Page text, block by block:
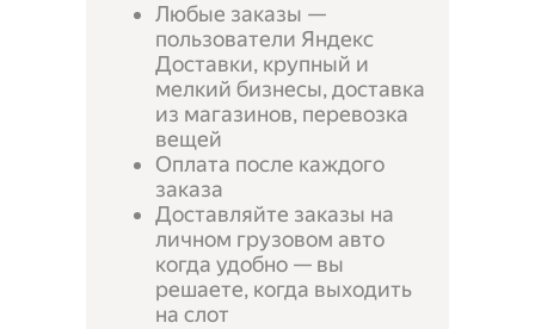
Любые заказы —
пользователи Яндекс
Доставки, крупный и
мелкий бизнесы, доставка
из магазинов, перевозка
вещей
Оплата после каждого
заказа
Доставляйте заказы на
личном грузовом авто
когда удобно — вы
решаете, когда выходить
на слот